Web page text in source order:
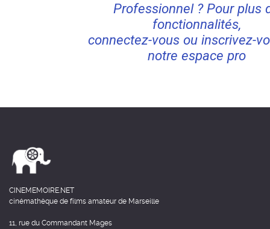
Professionnel ? Pour plus
fonctionnalités,
connectez-vous ou inscrivez-
notre espace pro
CINEMEMOIRE.NET
cinémathèque de films amateur de Marseille
11, rue du Commandant Mages